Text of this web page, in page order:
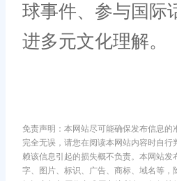
球事件、参与国际
进多元文化理解。
免责声明：本网站尽可能确保发布信息的
完全无误，请您在阅读本网站内容时自
赖该信息引起的损失概不负责。本网站发
字、图片、标识、广告、商标、域名等，